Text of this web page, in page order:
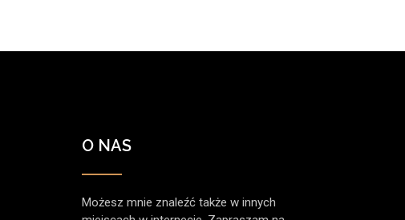
O NAS
Możesz mnie znaleźć także w innych